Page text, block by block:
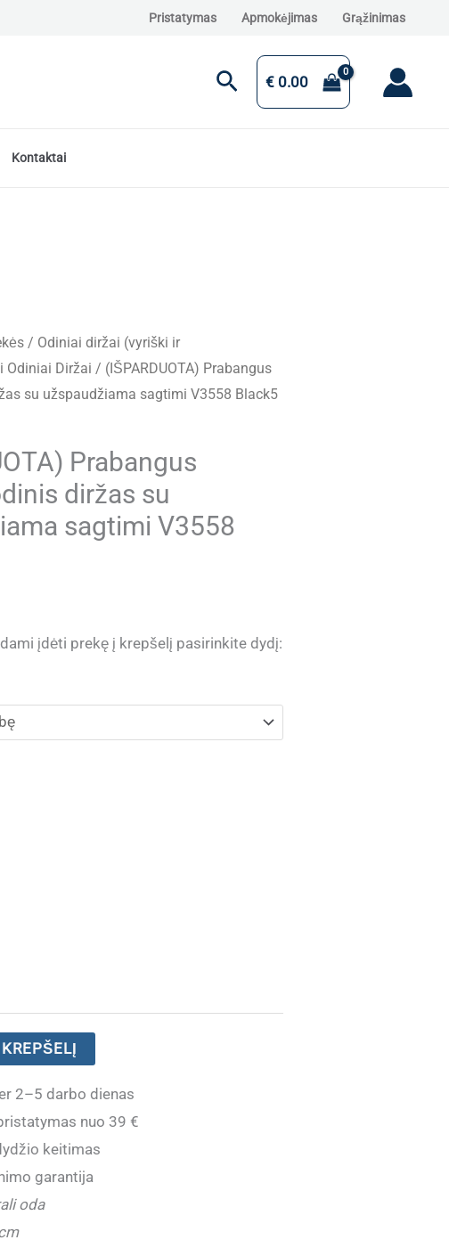
Pristatymas Apmokėjimas Grąžinimas
Paieška
€0.00
Kontaktai
/ Odiniai diržai (vyriški ir
Odiniai Diržai / (IŠPARDUOTA) Prabangus
su užspaudžiama sagtimi V3558 Black5
Prabangus
diržas su
sagtimi V3558
įdėti prekę į krepšelį pasirinkite dydį:
2–5 darbo dienas
nuo 39 €
keitimas
garantija
oda